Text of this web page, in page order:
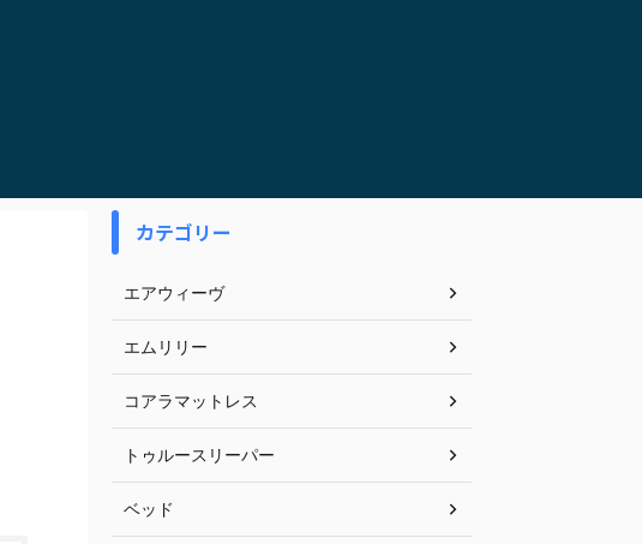
カテゴリー
エアウィーヴ
エムリリー
コアラマットレス
トゥルースリーパー
ベッド